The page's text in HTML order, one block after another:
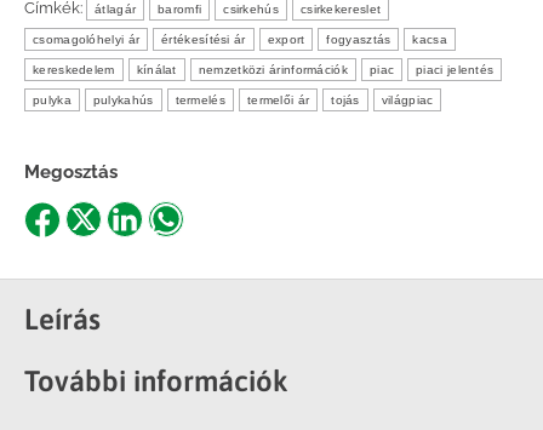
Címkék: átlagár baromfi csirkehús csirkekereslet
csomagolóhelyi ár értékesítési ár export fogyasztás kacsa
kereskedelem kínálat nemzetközi árinformációk piac piaci jelentés
pulyka pulykahús termelés termelői ár tojás világpiac
Megosztás
Share
Facebook
Share
X
ShareShare
Leírás
További információk